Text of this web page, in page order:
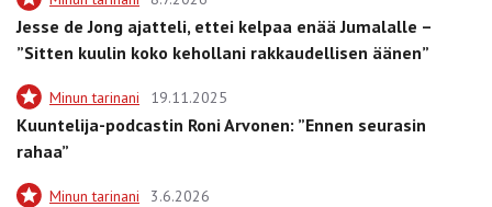
Jesse de Jong ajatteli, ettei kelpaa enää Jumalalle –
”Sitten kuulin koko kehollani rakkaudellisen äänen”
Minun tarinani 19.11.2025
Kuuntelija-podcastin Roni Arvonen: ”Ennen seurasin
rahaa”
Minun tarinani 3.6.2026